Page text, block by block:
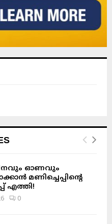
ദിനവും ഓണവും
മണിച്ചെപ്പിന്റെ
എത്തി!
0